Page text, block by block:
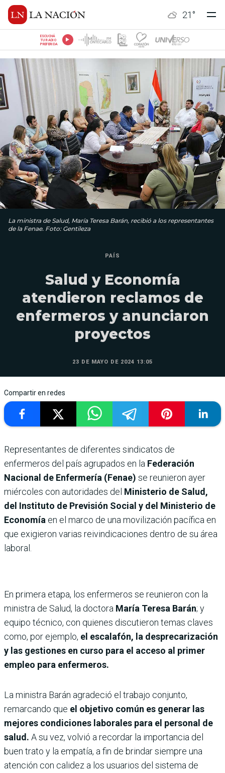
21 °
ESCUCHÁ
TU RADIO
PREFERIDA
La ministra de Salud, María Teresa Barán, recibió a los representantes
de la Fenae. Foto: Gentileza
PAÍS
Salud y Economía
atendieron reclamos de
enfermeros y anunciaron
proyectos
23 DE MAYO DE 2024 13:05
Compartir en redes
Representantes de diferentes sindicatos de
enfermeros del país agrupados en la Federación
Nacional de Enfermería (Fenae) se reunieron ayer
miércoles con autoridades del Ministerio de Salud,
del Instituto de Previsión Social y del Ministerio de
Economía en el marco de una movilización pacífica en
que exigieron varias reivindicaciones dentro de su área
laboral.
En primera etapa, los enfermeros se reunieron con la
ministra de Salud, la doctora María Teresa Barán; y
equipo técnico, con quienes discutieron temas claves
como, por ejemplo, el escalafón, la desprecarización
y las gestiones en curso para el acceso al primer
empleo para enfermeros.
La ministra Barán agradeció el trabajo conjunto,
remarcando que el objetivo común es generar las
mejores condiciones laborales para el personal de
salud. A su vez, volvió a recordar la importancia del
buen trato y la empatía, a fin de brindar siempre una
atención con calidez a los usuarios del sistema de